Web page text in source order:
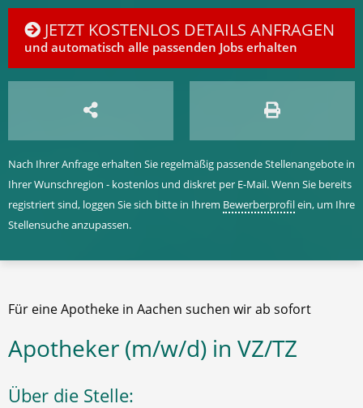
JETZT KOSTENLOS DETAILS ANFRAGEN
und automatisch alle passenden Jobs erhalten
Nach Ihrer Anfrage erhalten Sie regelmäßig passende Stellenangebote in
Ihrer Wunschregion - kostenlos und diskret per E-Mail. Wenn Sie bereits
registriert sind, loggen Sie sich bitte in Ihrem Bewerberprofilein, um Ihre
Stellensuche anzupassen.
Für eine Apotheke in Aachen suchen wir ab sofort
Apotheker (m/w/d) in VZ/TZ
Über die Stelle: